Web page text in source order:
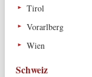
Tirol
Vorarlberg
Wien
Schweiz